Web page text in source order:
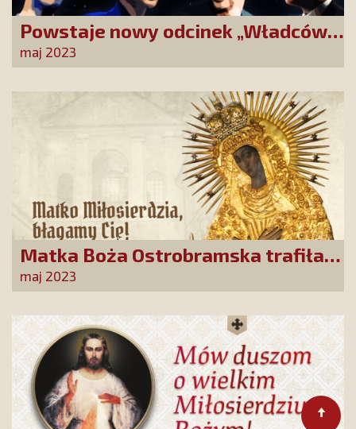
Powstaje nowy odcinek „Władców
świata”. Wesprzyj kampanię
ujawniania kulisów globalnego
rządzenia!
maj 2023
Matka Boża Ostrobramska trafiła
pod strzechy!
maj 2023